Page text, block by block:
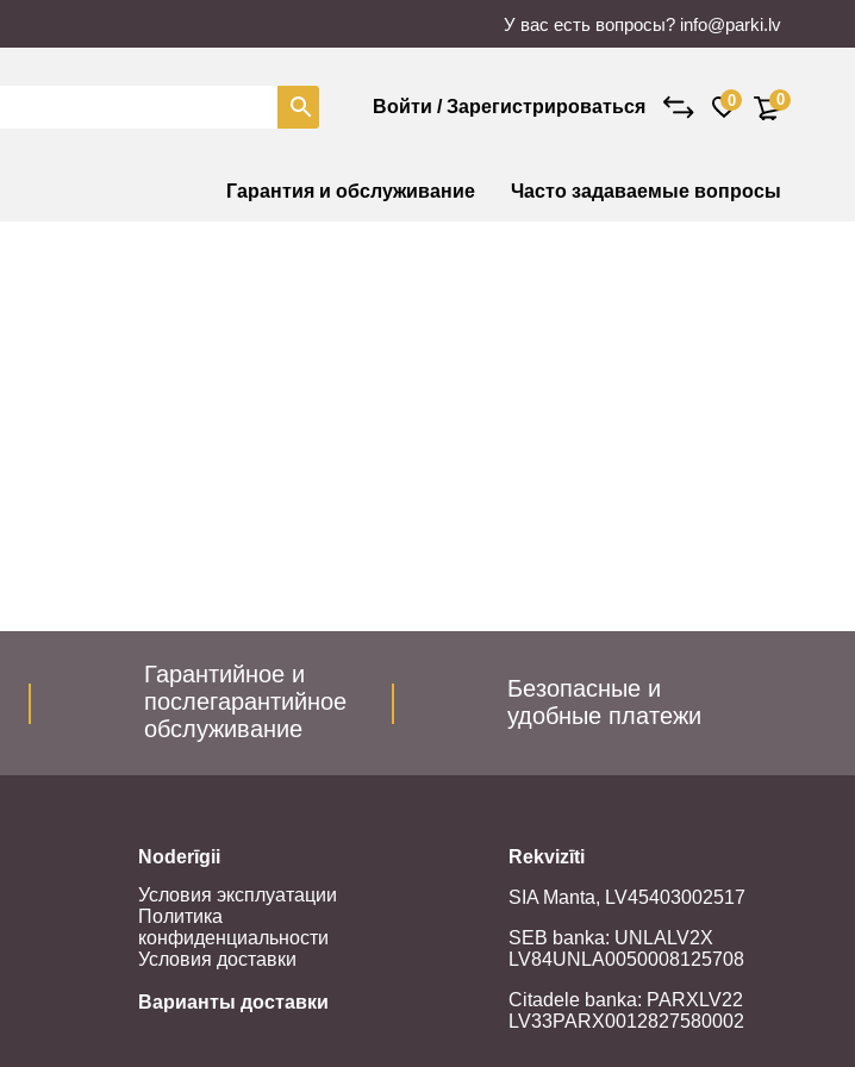
У вас есть вопросы? info@parki.lv
Войти / Зарегистрироваться 0 0
Гарантия и обслуживание Часто задаваемые вопросы
Гарантийное и
послегарантийное
обслуживание
Безопасные и
удобные платежи
Noderīgii
Условия эксплуатации
Политика
конфиденциальности
Условия доставки
Варианты доставки
Rekvizīti
SIA Manta, LV45403002517
SEB banka: UNLALV2X
LV84UNLA0050008125708
Citadele banka: PARXLV22
LV33PARX0012827580002